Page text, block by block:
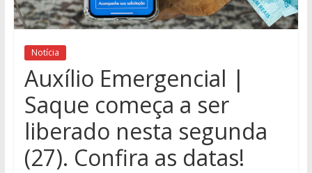
Notícia
Auxílio Emergencial |
Saque começa a ser
liberado nesta segunda
(27). Confira as datas!